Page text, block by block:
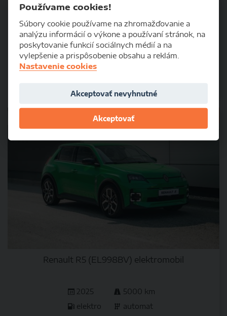
Renault R5 (EL984BV) elektromobil
2025
14800 km
elektro
automat
Rezervované do: 31.12.2026
Renault R5 (EL998BV) elektromobil
2025
5000 km
elektro
automat
Používame cookies!
Súbory cookie používame na zhromažďovanie a
analýzu informácií o výkone a používaní stránok, na
poskytovanie funkcií sociálnych médií a na
vylepšenie a prispôsobenie obsahu a reklám.
Nastavenie cookies
Akceptovať nevyhnutné
Akceptovať